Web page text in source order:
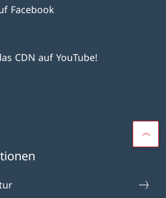
Facebook
CDN auf YouTube!